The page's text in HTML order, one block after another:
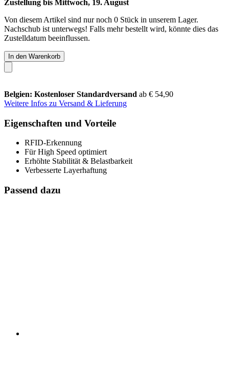
Zustellung bis Mittwoch, 19. August
Von diesem Artikel sind nur noch 0 Stück in unserem Lager.
Nachschub ist unterwegs! Falls mehr bestellt wird, könnte dies das
Zustelldatum beeinflussen.
In den Warenkorb
Belgien: Kostenloser Standardversand ab € 54,90
Weitere Infos zu Versand & Lieferung
Eigenschaften und Vorteile
RFID-Erkennung
Für High Speed optimiert
Erhöhte Stabilität & Belastbarkeit
Verbesserte Layerhaftung
Passend dazu